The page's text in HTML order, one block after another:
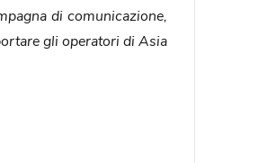
di comunicazione,
gli operatori di Asia